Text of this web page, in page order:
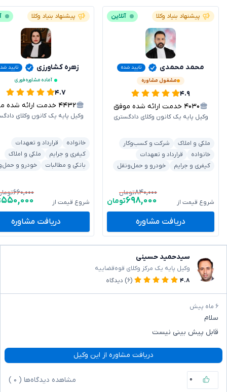
پیشنهاد بنیاد وکلا آنلاین
محمد محمدی
تایید شده
مشغول مشاوره
۴.۹
۴۰۳۰ خدمت ارائه شده موفق
وکیل پایه یک کانون وکلای دادگستری
ملکی و املاک
شرکت و کسب‌وکار
خانواده
قرارداد و تعهدات
کیفری و جرایم
خودرو و حمل‌ونقل
شروع قیمت از
۸۴۰,۰۰۰تومان
۶۹۸,۰۰۰تومان
دریافت مشاوره
پیشنهاد بنیاد وکلا
زهره کشاورزی
تایید
آماده مشاوره فوری
۴.۷
۴۴۳۲ خدمت ارائه شده موفق
وکیل پایه یک کانون وکلای
خانواده
قرارداد و تعهدات
کیفری و جرایم
ملکی و املاک
بانکی و مطالبات
خودرو و
شروع قیمت از
۶۶۰,۰۰۰
۵۵۰,۰۰۰
دریافت مشاوره
سیدحمید حسینی
وکیل پایه یک مرکز وکلای قوه‌قضاییه
۴.۸
(۶) دیدگاه
۶ ماه پیش
سلام
قابل پیش بینی نیست
دریافت مشاوره از این وکیل
۰ مشاهده دیدگاه‌ها ( ۰